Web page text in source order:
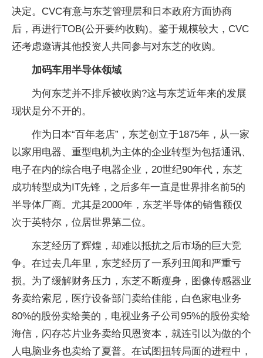
决定。CVC有意与东芝管理层和日本政府方面协商
后，再进行TOB(公开要约收购)。鉴于规模较大，CVC
还考虑邀请其他投资人共同参与对东芝的收购。
加码车用半导体领域
为何东芝并不排斥被收购?这与东芝近年来的发展
现状是分不开的。
作为日本“百年老店”，东芝创立于1875年，从一家
以家用电器、重型电机为主体的企业转型为包括通讯、
电子在内的综合电子电器企业，20世纪90年代，东芝
成功转型成为IT先锋，之后多年一直是世界排名前5的
半导体厂商。尤其是2000年，东芝半导体的销售额仅
次于英特尔，位居世界第二位。
东芝经历了辉煌，却难以抵抗之后市场的巨大竞
争。在过去几年里，东芝经历了一系列丑闻和严重亏
损。为了缓解财务压力，东芝不断瘦身，图像传感器业
务卖给索尼，医疗设备部门卖给佳能，白色家电业务
80%的股份卖给美的，电视业务子公司95%的股份卖给
海信，闪存芯片业务卖给贝恩资本，就连引以为傲的个
人电脑业务也卖给了夏普。在试图扭转局面的进程中，